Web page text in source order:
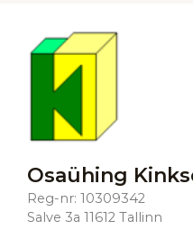
Osaühing
Reg-nr: 10309342
Salve 3a 11612 Tallinn